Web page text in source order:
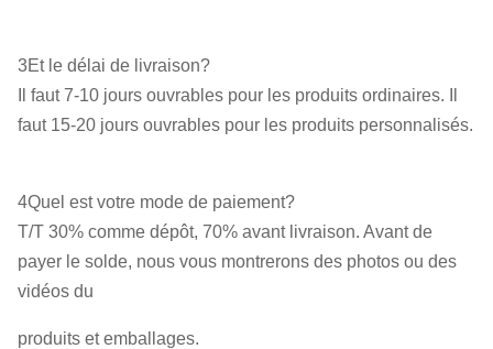
3Et le délai de livraison?
Il faut 7-10 jours ouvrables pour les produits ordinaires. Il
faut 15-20 jours ouvrables pour les produits personnalisés.
4Quel est votre mode de paiement?
T/T 30% comme dépôt, 70% avant livraison. Avant de
payer le solde, nous vous montrerons des photos ou des
vidéos du
produits et emballages.